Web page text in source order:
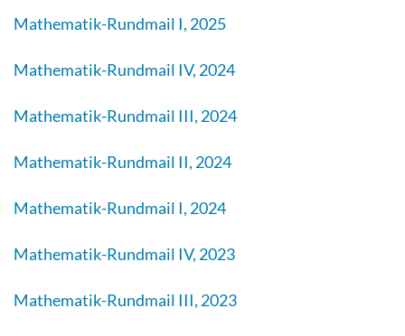
Mathematik-Rundmail I, 2025
Mathematik-Rundmail IV, 2024
Mathematik-Rundmail III, 2024
Mathematik-Rundmail II, 2024
Mathematik-Rundmail I, 2024
Mathematik-Rundmail IV, 2023
Mathematik-Rundmail III, 2023